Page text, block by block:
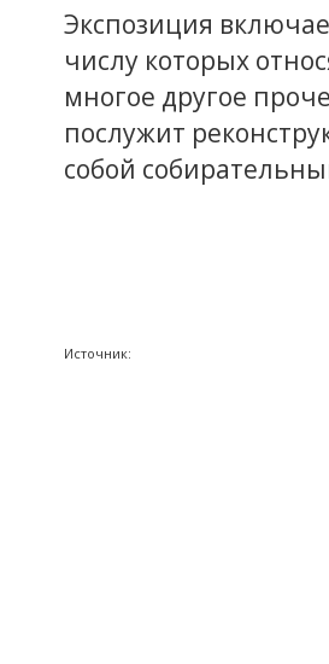
Экспозиция
числу которых
многое другое
послужит
собой
Источник: